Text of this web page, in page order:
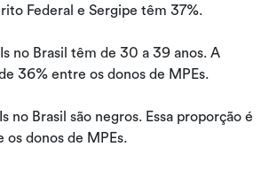
Federal e Sergipe têm 37%.
no Brasil têm de 30 a 39 anos. A
36% entre os donos de MPEs.
no Brasil são negros. Essa proporção é
os donos de MPEs.